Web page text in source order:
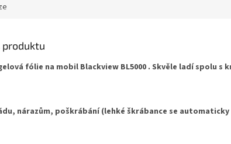
produktu
fólie na mobil Blackview BL5000 . Skvěle ladí spolu s
nárazům, poškrábání (lehké škrábance se